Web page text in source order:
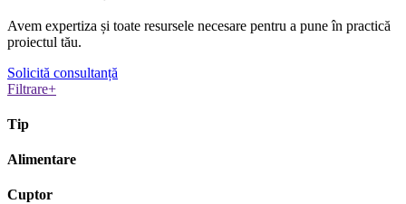
Avem expertiza și toate resursele necesare pentru a pune în practică
proiectul tău.
Solicită consultanță
Filtrare+
Tip
Alimentare
Cuptor